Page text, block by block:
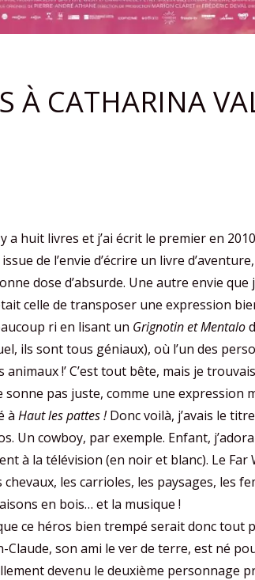
À CATHARINA
a huit livres et j’ai écrit le premier en
de l’envie d’écrire un livre
dose d’absurde. Une autre envie que
celle de transposer une expression
ri en lisant un Grignotin et Mentalo
ils sont tous géniaux), où l’un des
animaux !’ C’est tout bête, mais je
sonne pas juste, comme une expression
à Haut les pattes !Donc voilà, j’avais le
Un cowboy, par exemple. Enfant,
à la télévision (en noir et blanc). Le Far
chevaux, les carrioles, les paysages, les
en bois… et la musique !
ce héros bien trempé serait donc tout
Claude, son ami le ver de terre, est né
devenu le deuxième personnage